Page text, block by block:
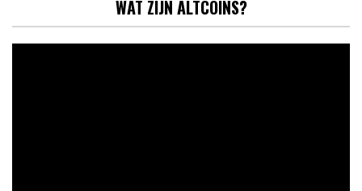
WAT ZIJN ALTCOINS?